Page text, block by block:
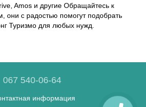
Amos и другие Обращайтесь к
они с радостью помогут подобрать
Туризмо для любых нужд.
067 540-06-64
информация